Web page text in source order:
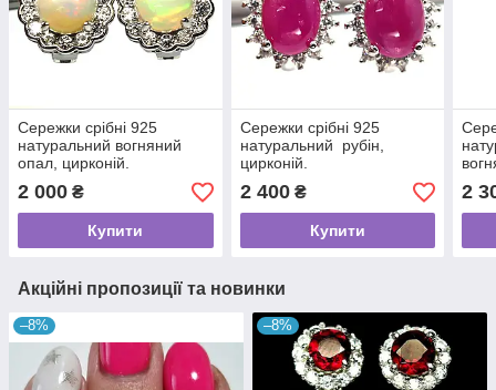
Сережки срібні 925
натуральний вогняний
опал, цирконій.
2 000 ₴
Купити
Сережки срібні 925
натуральний рубін,
цирконій.
2 400₴
Купити
2
Акційні пропозиції та новинки
–8% –8%